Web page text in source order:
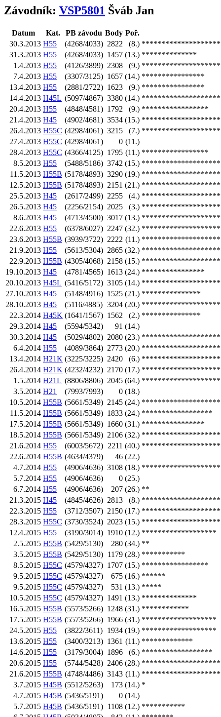
Závodník: VSP5801 Šváb Jan
Datum Kat. PB závodu Body Poř.
30.3.2013 H55 (4268/4033) 2822 (8.)
31.3.2013 H55 (4268/4033) 1457 (13.) **************
1.4.2013 H55 (4126/3899) 2308 (9.)
7.4.2013 H55 (3307/3125) 1657 (14.) ****************
13.4.2013 H55 (2881/2722) 1623 (9.) ****************
14.4.2013 H45L (5097/4867) 3380 (14.)
20.4.2013 H55 (4848/4581) 1792 (9.) *****************
21.4.2013 H45 (4902/4681) 3534 (15.)
26.4.2013 H55C (4298/4061) 3215 (7.)
27.4.2013 H55C (4298/4061) 0 (11.)
28.4.2013 H55C (4366/4125) 1795 (11.) *****************
8.5.2013 H55 (5488/5186) 3742 (15.)
11.5.2013 H55B (5178/4893) 3290 (19.)
12.5.2013 H55B (5178/4893) 2151 (21.)
25.5.2013 H45 (2617/2499) 2255 (4.)
26.5.2013 H45 (2256/2154) 2025 (3.) ********************
8.6.2013 H45 (4713/4500) 3017 (13.)
22.6.2013 H55 (6378/6027) 2247 (32.)
23.6.2013 H55B (3939/3722) 2222 (11.)
21.9.2013 H55 (5613/5304) 2865 (32.)
22.9.2013 H55B (4305/4068) 2158 (15.)
19.10.2013 H45 (4781/4565) 1613 (24.) ****************
20.10.2013 H45L (5416/5172) 3105 (14.)
27.10.2013 H45 (5148/4916) 1525 (21.) ***************
28.10.2013 H45 (5116/4885) 3204 (20.)
22.3.2014 H45K (1641/1567) 1562 (2.) ***************
29.3.2014 H45 (5594/5342) 91 (14.)
30.3.2014 H45 (5029/4802) 2080 (23.) ********************
6.4.2014 H55 (4089/3864) 2773 (20.)
13.4.2014 H21K (3225/3225) 2420 (6.)
26.4.2014 H21K (4232/4232) 2170 (17.)
1.5.2014 H21L (8806/8806) 2045 (64.) ********************
3.5.2014 H21 (7993/7993) 0 (18.)
10.5.2014 H55B (5661/5349) 2145 (24.)
11.5.2014 H55B (5661/5349) 1833 (24.) ******************
17.5.2014 H55B (5661/5349) 1660 (31.) ****************
18.5.2014 H55B (5661/5349) 2106 (32.)
21.6.2014 H55 (6003/5672) 2211 (40.)
22.6.2014 H55B (4634/4379) 46 (22.)
4.7.2014 H55 (4906/4636) 3108 (18.)
5.7.2014 H55 (4906/4636) 0 (25.)
6.7.2014 H55 (4906/4636) 207 (26.) **
21.3.2015 H45 (4845/4626) 2813 (8.)
22.3.2015 H55 (3712/3507) 2150 (17.)
28.3.2015 H55C (3730/3524) 2023 (15.) ********************
12.4.2015 H55 (3190/3014) 1910 (12.) *******************
2.5.2015 H55B (5429/5130) 280 (34.) **
3.5.2015 H55B (5429/5130) 1179 (28.) ***********
8.5.2015 H55C (4579/4327) 1707 (15.) *****************
9.5.2015 H55C (4579/4327) 675 (16.) ******
9.5.2015 H55C (4579/4327) 531 (13.) *****
10.5.2015 H55C (4579/4327) 1491 (13.) **************
16.5.2015 H55B (5573/5266) 1248 (31.) ************
17.5.2015 H55B (5573/5266) 1966 (31.) *******************
24.5.2015 H55 (3822/3611) 1934 (19.) *******************
13.6.2015 H55 (3400/3213) 1361 (11.) *************
14.6.2015 H55 (3179/3004) 1896 (6.) ******************
20.6.2015 H55 (5744/5428) 2406 (28.)
21.6.2015 H55B (4748/4486) 3143 (11.)
3.7.2015 H45B (5512/5263) 173 (14.) *
4.7.2015 H45B (5436/5191) 0 (14.)
5.7.2015 H45B (5436/5191) 1108 (12.) ***********